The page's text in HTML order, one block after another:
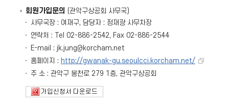
회원가입문의 (관악구상공회 사무국)
사무국장 : 여재구, 담당자 : 정재광 사무차장
연락처 : Tel 02-886-2542, Fax 02-886-2544
E-mail : jk.jung@korcham.net
홈페이지 : http://gwanak-gu.seoulcci.korcham.net/
주 소 : 관악구 봉천로 279 1층, 관악구상공회
가입신청서 다운로드